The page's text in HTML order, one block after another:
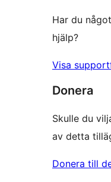
Har du
hjälp?
Visa
Donera
Skulle du
av detta
Donera till